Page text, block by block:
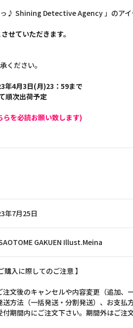
♪ Shining Detective Agency 」のアイ
せていただきます。
ください。
年4月3日(月)23：59まで
順次出荷予定
を必読お願い致します)
年7月25日
GAKUEN Illust.Meina
購入に際してのご注意 】
文後のキャンセルや内容変更（追加、
方法（一括発送・分割発送）、お支払
期間内にご注文下さい。期間外はご注